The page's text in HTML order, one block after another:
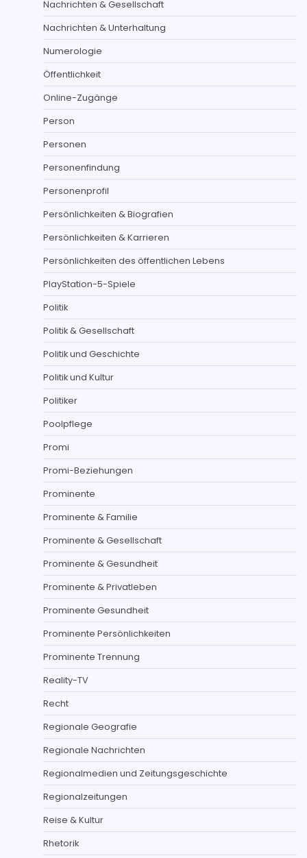
Nachrichten & Gesellschaft
Nachrichten & Unterhaltung
Numerologie
Öffentlichkeit
Online-Zugänge
Person
Personen
Personenfindung
Personenprofil
Persönlichkeiten & Biografien
Persönlichkeiten & Karrieren
Persönlichkeiten des öffentlichen Lebens
PlayStation-5-Spiele
Politik
Politik & Gesellschaft
Politik und Geschichte
Politik und Kultur
Politiker
Poolpflege
Promi
Promi-Beziehungen
Prominente
Prominente & Familie
Prominente & Gesellschaft
Prominente & Gesundheit
Prominente & Privatleben
Prominente Gesundheit
Prominente Persönlichkeiten
Prominente Trennung
Reality-TV
Recht
Regionale Geografie
Regionale Nachrichten
Regionalmedien und Zeitungsgeschichte
Regionalzeitungen
Reise & Kultur
Rhetorik